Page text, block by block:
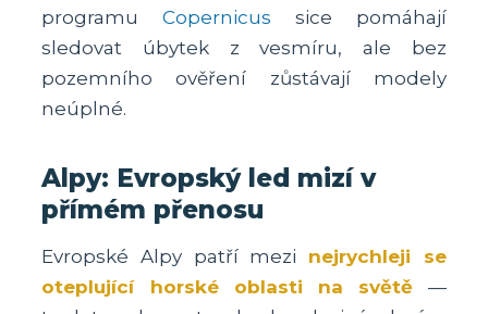
programuCopernicus sice pomáhají
sledovat úbytek z vesmíru, ale bez
pozemního ověření zůstávají modely
neúplné.
Alpy: Evropský led mizí v
přímém přenosu
Evropské Alpy patří mezi nejrychleji se
oteplující horské oblasti na světě —